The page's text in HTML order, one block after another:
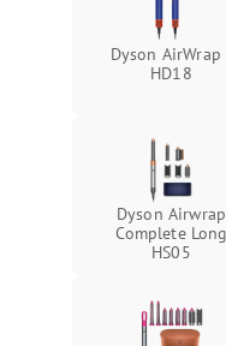
от перенапряжения
Неисправность системы
защиты от замыкания
Dyson AirWrap
HD18
Dyson Airwrap
Complete Long
HS05